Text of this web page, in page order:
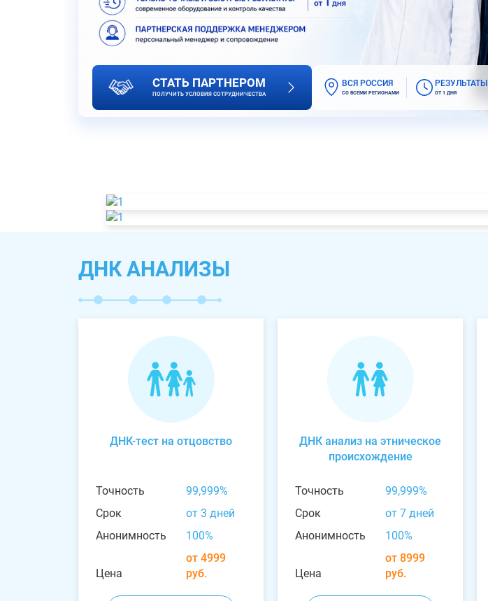
СТАТЬ ПАРТНЕРОМ
ПОЛУЧИТЬ УСЛОВИЯ СОТРУДНИЧЕСТВА
ВСЯ РОССИЯ
СО ВСЕМИ РЕГИОНАМИ
РЕЗУЛЬТАТЫ
ОТ 1 ДНЯ
ДНК АНАЛИЗЫ
ДНК-тест на отцовство
Точность
99,999%
Срок
от 3 дней
Анонимность
100%
Цена
от 4999
руб.
ДНК анализ на этническое
происхождение
Точность
99,999%
Срок
от 7 дней
Анонимность
100%
Цена
от 8999
руб.